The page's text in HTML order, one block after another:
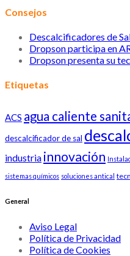
Consejos
Descalcificadores de
Dropson participa en
Dropson presenta su
Etiquetas
ACS agua caliente
descalcificador de sal
industria innovación
sistemas químicos soluciones antical
General
Aviso Legal
Política de Privacidad
Política de Cookies